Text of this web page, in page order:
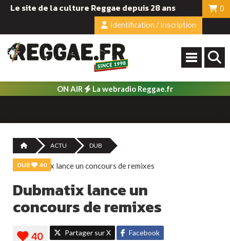
Le site de la culture Reggae depuis 28 ans
0
Identification / Inscription
ON AIR La webradio Reggae.fr
ACTU DUB
DUB 40
Dubmatix lance un
concours de remixes
Partager sur X Facebook